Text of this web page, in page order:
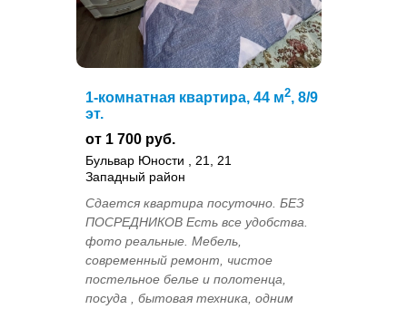
1-комнатная квартира, 44 м2, 8/9
эт.
от 1 700 руб.
Бульвар Юности , 21, 21
Западный район
Сдается квартира посуточно. БЕЗ
ПОСРЕДНИКОВ Есть все удобства.
фото реальные. Мебель,
современный ремонт, чистое
постельное белье и полотенца,
посуда , бытовая техника, одним